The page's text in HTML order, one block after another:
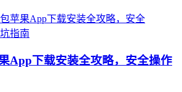
App下载安装全攻略，安全操作